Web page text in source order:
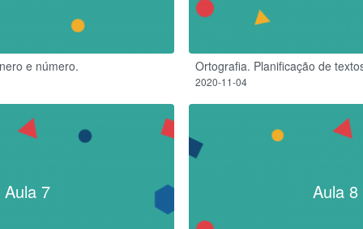
e número. Ortografia. Planificação de
2020-11-04
Aula 7 Aula 8